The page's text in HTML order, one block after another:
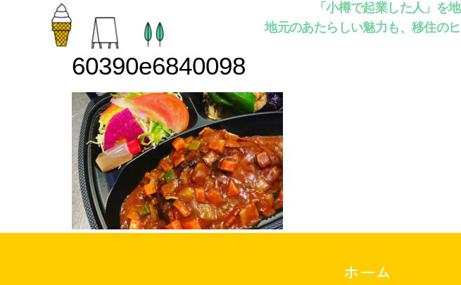
「小樽で起業した人」を
地元のあたらしい魅力も、移住の
60390e6840098
ホーム